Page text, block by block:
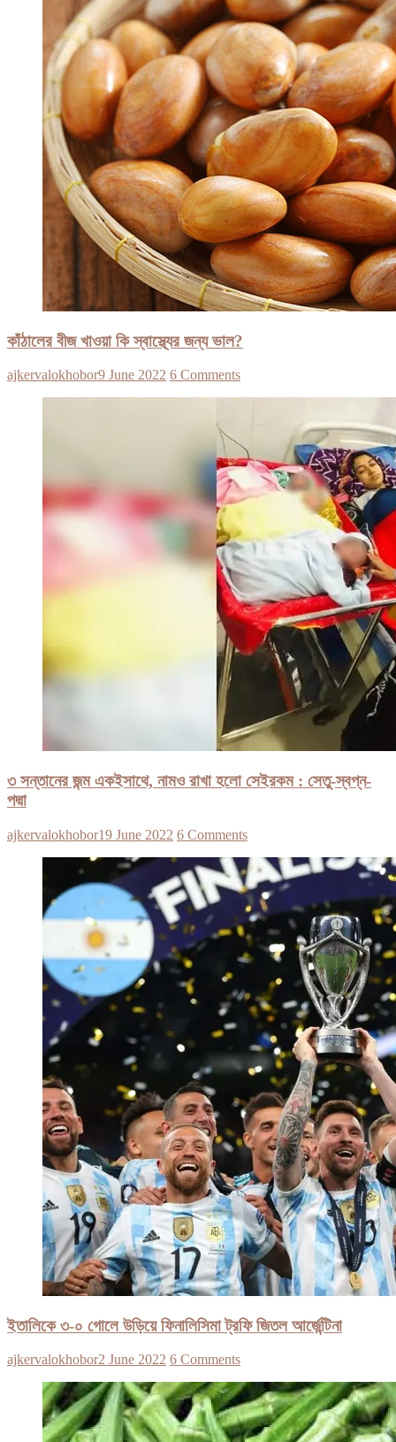
কাঁঠালের বীজ খাওয়া কি স্বাস্থ্যের জন্য ভাল?
ajkervalokhobor9 June 2022 6 Comments
৩ সন্তানের জন্ম একইসাথে, নামও রাখা হলো সেইরকম : সেতু-স্বপ্ন-
পদ্মা
ajkervalokhobor19 June 2022 6 Comments
ইতালিকে ৩-০ গোলে উড়িয়ে ফিনালিসিমা ট্রফি জিতল আর্জেন্টিনা
ajkervalokhobor2 June 2022 6 Comments